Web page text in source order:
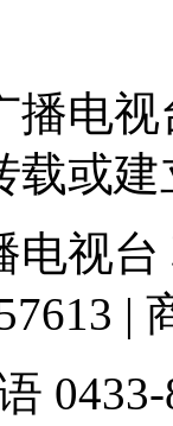
播电
载或
电视
|